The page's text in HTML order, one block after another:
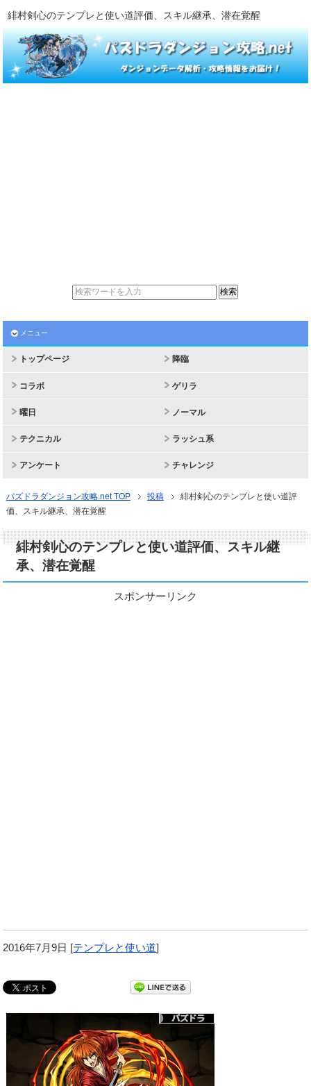
緋村剣心のテンプレと使い道評価、スキル継承、潜在覚醒
メニュー
トップページ 降臨
コラボ ゲリラ
曜日 ノーマル
テクニカル ラッシュ系
アンケート チャレンジ
パズドラダンジョン攻略.net TOP 投稿
緋村剣心のテンプレと使い道評
価、スキル継承、潜在覚醒
緋村剣心のテンプレと使い道評価、スキル継
承、潜在覚醒
スポンサーリンク
2016年7月9日 [テンプレと使い道]